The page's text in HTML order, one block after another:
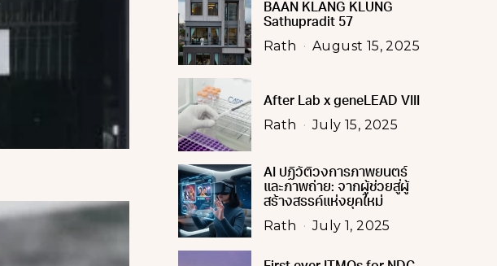
BAAN KLANG KLUNG
Sathupradit 57
Rath August 15, 2025
After Lab x geneLEAD VIII
Rath July 15, 2025
AI ปฏิวัติวงการภาพยนตร์
และภาพถ่าย: จากผู้ช่วยสู่ผู้
สร้างสรรค์แห่งยุคใหม่
Rath July 1, 2025